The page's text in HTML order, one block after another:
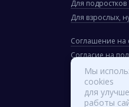
Для
Для взрослых,
Соглашение на
Согласие на
Сведения об
Вход для
Мы
cookies
для
работы